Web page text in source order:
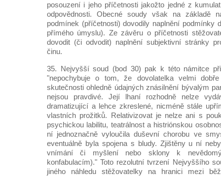
posouzení i jeho příčetnosti jakožto jedné z
odpovědnosti. Obecné soudy však na základě
podmínek (příčetnosti) dovodily naplnění podmínky
přímého úmyslu). Ze závěru o příčetnosti
dovodit (či odvodit) naplnění subjektivní stránky
činu.
35. Nejvyšší soud (bod 30) pak k této námitce
"nepochybuje o tom, že dovolatelka velmi
skutečnosti ohledně údajných znásilnění bývalým
nejsou pravdivé. Její lhaní rozhodně nelze
dramatizující a lehce zkreslené, nicméně stále
vlastních prožitků. Relativizovat je nelze ani s
psychickou labilitu, teatrálnost a histriónskou
ní jednoznačně vyloučila duševní chorobu ve
eventuálně byla spojena s bludy. Zjištěny u ní
vnímání či myšlení nebo sklony k
konfabulacím)." Toto rezolutní tvrzení Nejvyššího
jiného náhledu stěžovatelky na hranici mezi